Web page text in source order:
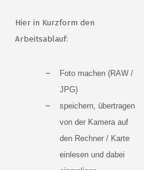
Hier in Kurzform den
Arbeitsablauf:
Foto machen (RAW /
JPG)
speichern, übertragen
von der Kamera auf
den Rechner / Karte
einlesen und dabei